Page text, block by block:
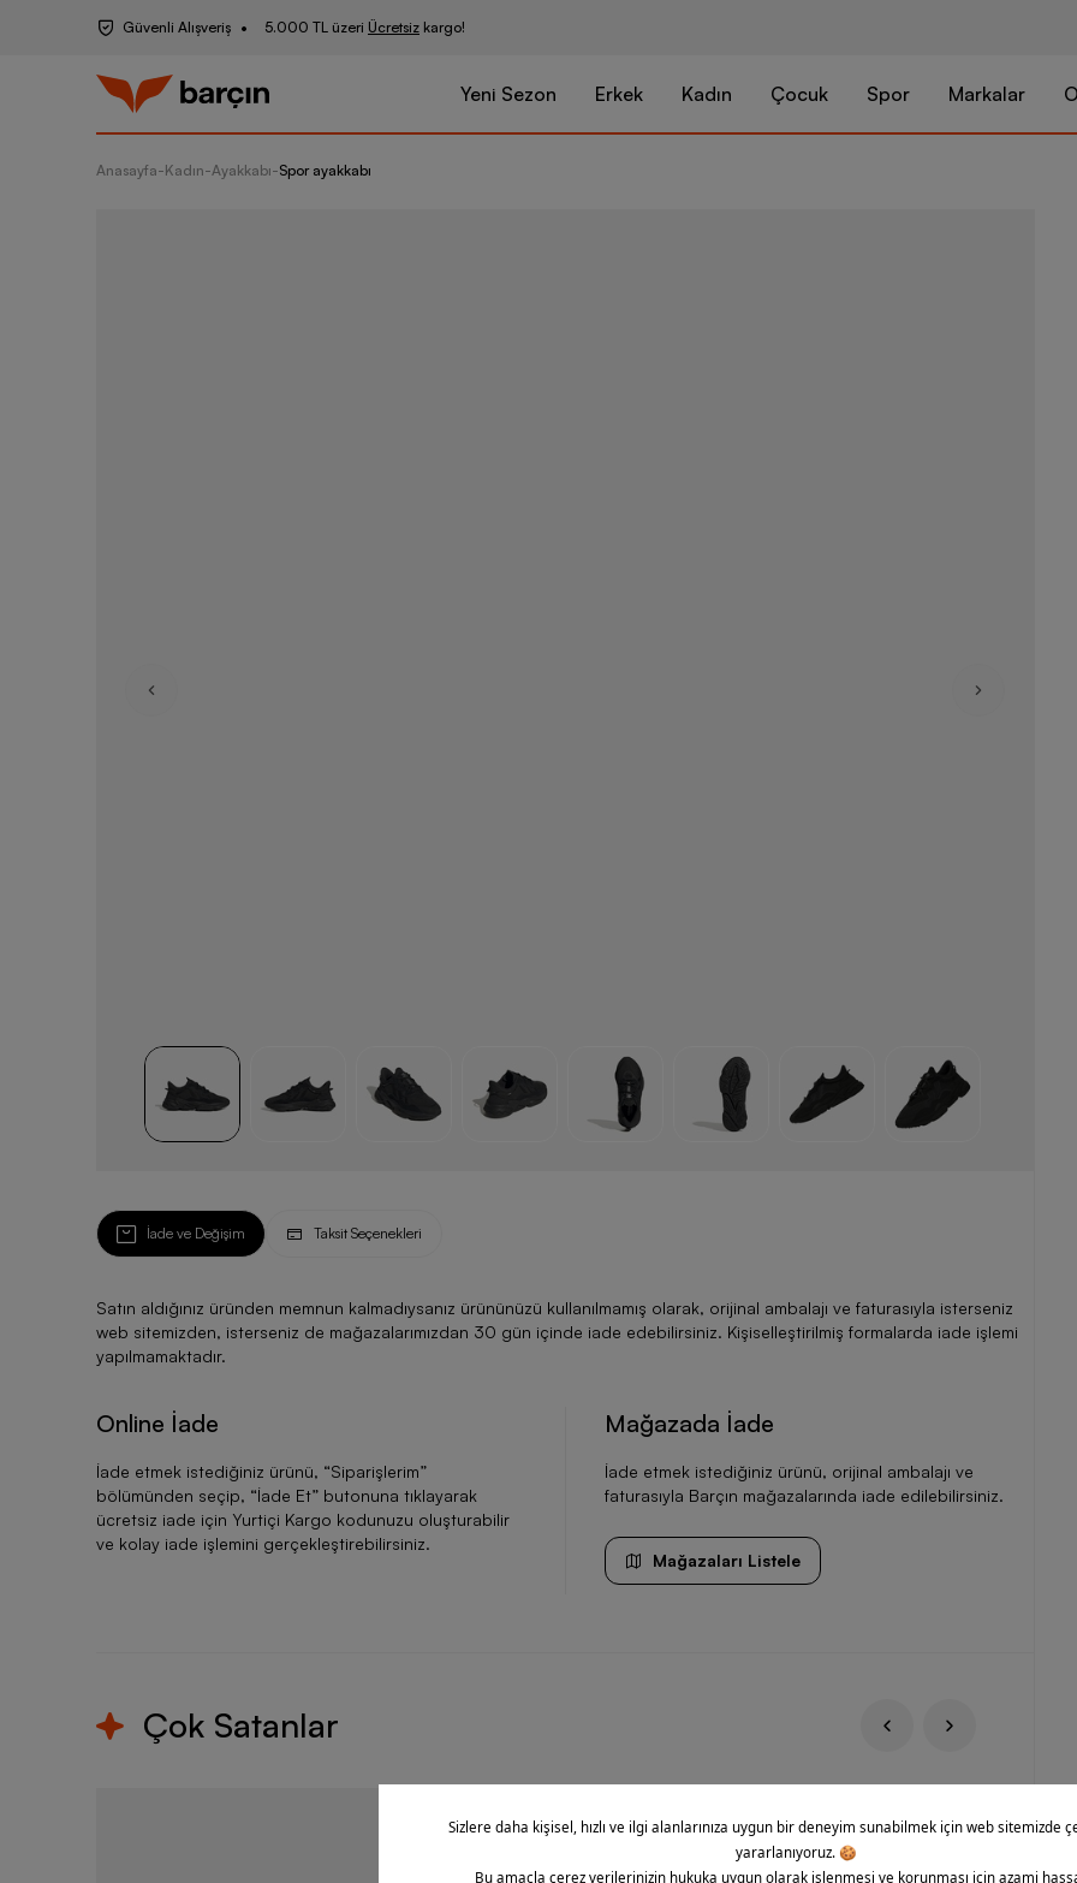
Güvenli Alışveriş 5.000 TL üzeri Ücretsiz kargo!
Yeni Sezon Erkek Kadın Çocuk Spor Markalar
Anasayfa-Kadın-Ayakkabı-Spor ayakkabı
adidas
İade ve Değişim Taksit Seçenekleri
Satın aldığınız üründen memnun kalmadıysanız ürününüzü kullanılmamış olarak, orijinal ambalajı ve faturasıyla isterseniz
web sitemizden, isterseniz de mağazalarımızdan 30 gün içinde iade edebilirsiniz. Kişiselleştirilmiş formalarda iade işlemi
yapılmamaktadır.
Online İade
İade etmek istediğiniz ürünü, “Siparişlerim”
bölümünden seçip, “İade Et” butonuna tıklayarak
ücretsiz iade için Yurtiçi Kargo kodunuzu oluşturabilir
ve kolay iade işlemini gerçekleştirebilirsiniz.
Mağazada İade
İade etmek istediğiniz ürünü, orijinal ambalajı ve
faturasıyla Barçın mağazalarında iade edilebilirsiniz.
Mağazaları Listele
Çok Satanlar